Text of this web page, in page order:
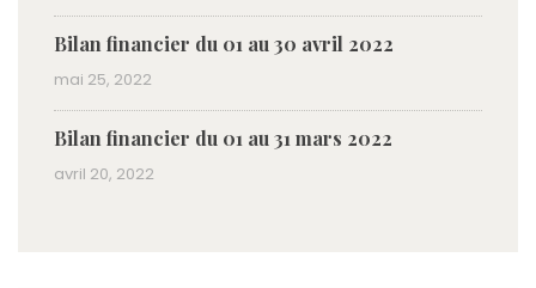
Bilan financier du 01 au 30 avril 2022
mai 25, 2022
Bilan financier du 01 au 31 mars 2022
avril 20, 2022